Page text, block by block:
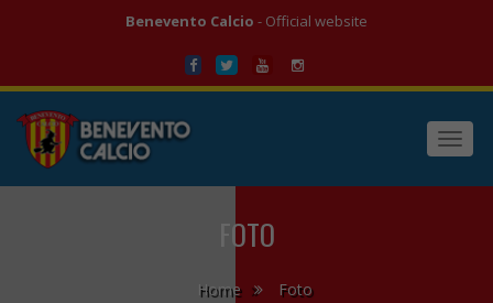
Benevento Calcio - Official website
FOTO
Home Foto